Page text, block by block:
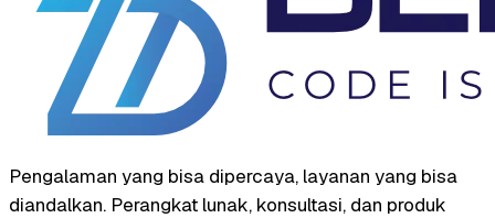
Pengalaman yang bisa dipercaya, layanan yang bisa
diandalkan. Perangkat lunak, konsultasi, dan produk